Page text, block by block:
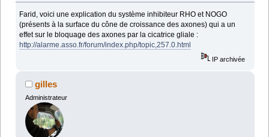
Farid, voici une explication du système inhibiteur RHO et NOGO
(présents à la surface du cône de croissance des axones) qui a un
effet sur le bloquage des axones par la cicatrice gliale :
http://alarme.asso.fr/forum/index.php/topic,257.0.html
IP archivée
gilles
Administrateur